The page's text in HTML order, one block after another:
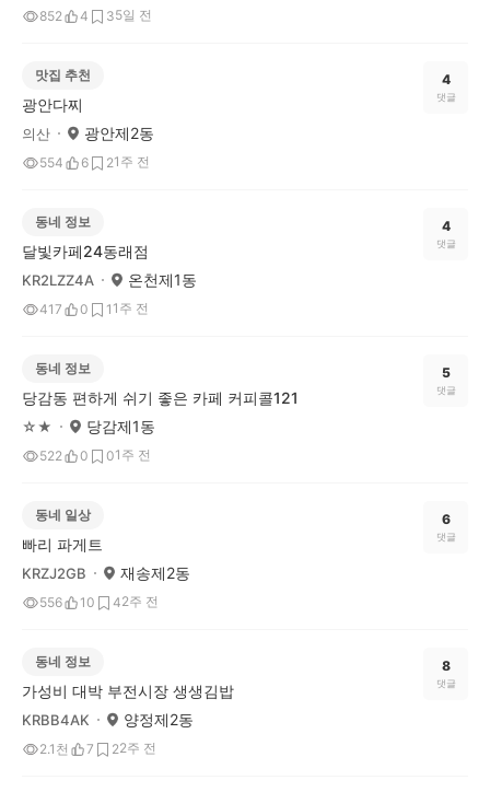
852 4 35일 전
맛집 추천
광안다찌
의산 광안제2동
554 6 21주 전
4
댓글
동네 정보
달빛카페24동래점
KR2LZZ4A 온천제1동
417 0 1 1주 전
4
댓글
동네 정보
당감동 편하게 쉬기 좋은 카페 커피콜121
☆★ 당감제1동
522 0 01주 전
5
댓글
동네 일상
빠리 파게트
KRZJ2GB 재송제2동
556 10 42주 전
6
댓글
동네 정보
가성비 대박 부전시장 생생김밥
KRBB4AK 양정제2동
2.1천 7 22주 전
8
댓글